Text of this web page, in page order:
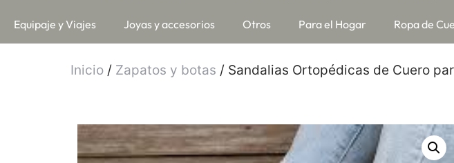
Equipaje y Viajes Joyas y accesorios Otros Para el Hogar Ropa de
Inicio / Zapatos y botas / Sandalias Ortopédicas de Cuero